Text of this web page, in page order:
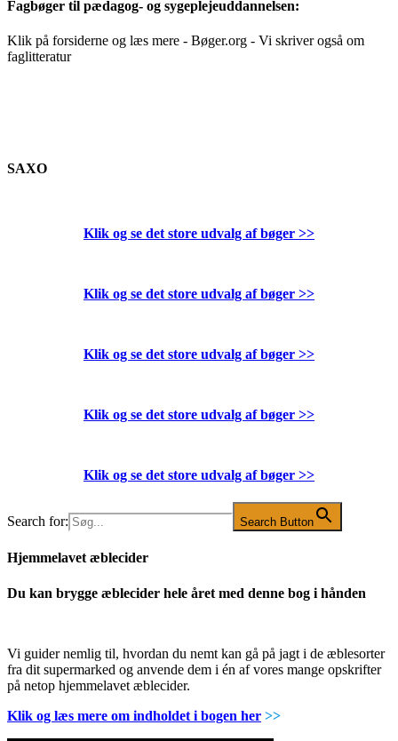
Fagbøger til pædagog- og sygeplejeuddannelsen:
Klik på forsiderne og læs mere - Bøger.org - Vi skriver også om
faglitteratur
SAXO
Klik og se det store udvalg af bøger >>
Klik og se det store udvalg af bøger >>
Klik og se det store udvalg af bøger >>
Klik og se det store udvalg af bøger >>
Klik og se det store udvalg af bøger >>
Search for: Search Button
Hjemmelavet æblecider
Du kan brygge æblecider hele året med denne bog i hånden
Vi guider nemlig til, hvordan du nemt kan gå på jagt i de æblesorter
fra dit supermarked og anvende dem i én af vores mange opskrifter
på netop hjemmelavet æblecider.
Klik og læs mere om indholdet i bogen her >>